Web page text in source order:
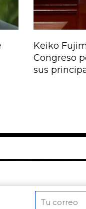
Keiko
Congreso
sus